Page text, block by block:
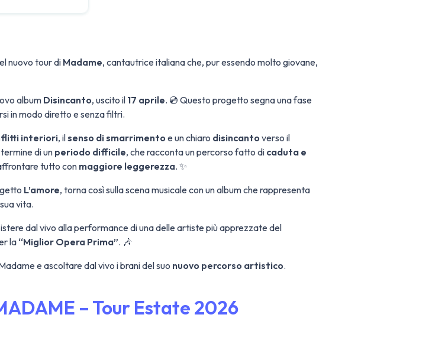
nuovo tour di Madame, cantautrice italiana che, pur essendo molto giovane,
albumDisincanto, uscito il 17 aprile. 💿 Questo progetto segna una fase
in modo diretto e senza filtri.
interiori, ilsenso di smarrimento e un chiaro disincanto verso il
di un periodo difficile, che racconta un percorso fatto di caduta e
tutto conmaggiore leggerezza. ✨
L’amore, torna così sulla scena musicale con un album che rappresenta
vita.
dal vivo alla performance di una delle artiste più apprezzate del
la“Miglior Opera Prima”. 🎶
e ascoltare dal vivo i brani del suo nuovo percorso artistico.
– Tour Estate 2026